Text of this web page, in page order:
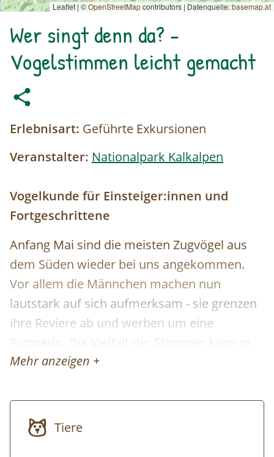
Leaflet | ©OpenStreetMapcontributors | Datenquelle:basemap.at
Wer singt denn da? -
Vogelstimmen leicht gemacht
Erlebnisart: Geführte Exkursionen
Veranstalter: Nationalpark Kalkalpen
Vogelkunde für Einsteiger:innen und
Fortgeschrittene
Anfang Mai sind die meisten Zugvögel aus
dem Süden wieder bei uns angekommen.
Vor allem die Männchen machen nun
lautstark auf sich aufmerksam - sie grenzen
ihre Reviere ab und werben um eine
Partnerin. Die Vielfalt der Stimmen kann in
dieser Zeit ganz schön verwirrend sein. Bei
herausfinden, welche Vogelarten unterwegs
sind.
Mehr anzeigen +
Tiere